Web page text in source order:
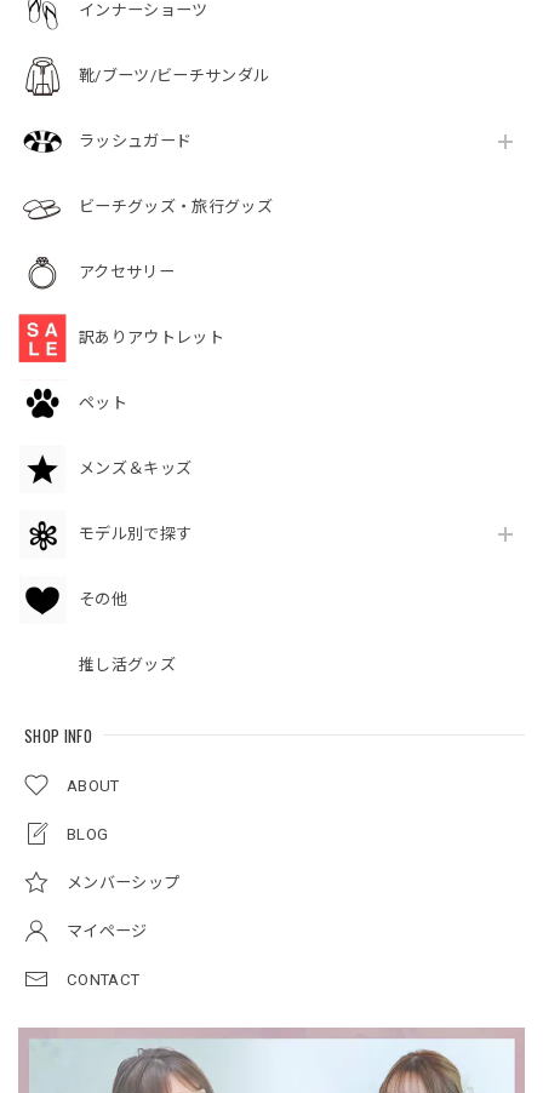
インナーショーツ
靴/ブーツ/ビーチサンダル
ラッシュガード
ビーチグッズ・旅行グッズ
アクセサリー
訳ありアウトレット
ペット
メンズ＆キッズ
モデル別で探す
その他
推し活グッズ
SHOP INFO
ABOUT
BLOG
メンバーシップ
マイページ
CONTACT